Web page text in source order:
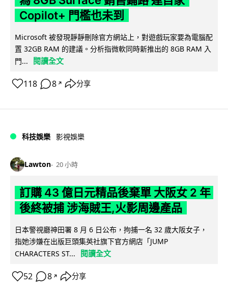
Copilot+ 門檻也未到
Microsoft 被發現靜靜刪除官方網站上，對遊戲玩家要為電腦配
置 32GB RAM 的建議。分析指微軟同時新推出的 8GB RAM 入
門...
閱讀全文
118 8 ↗ 分享
科技娛樂 影視娛樂
Lawton 20 小時
訂購 43 億日元精品後棄單 大阪女 2 年
後終被捕 涉海賊王,火影周邊產品
日本警視廳神田署 8 月 6 日公布，拘捕一名 32 歲大阪女子，
指她涉嫌在出版巨頭集英社旗下官方網店「JUMP
CHARACTERS ST...
閱讀全文
52 8 ↗ 分享